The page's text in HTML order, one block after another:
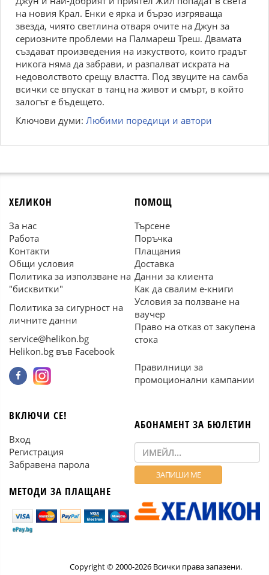
на новия Крал. Енки е ярка и бързо изгряваща
звезда, чиято светлина отваря очите на Джун за
сериозните проблеми на Палмареш Треш. Двамата
създават произведения на изкуството, които градът
никога няма да забрави, и разпалват искрата на
недоволството срещу властта. Под звуците на самба
всички се впускат в танц на живот и смърт, в който
залогът е бъдещето.
Ключови думи: Любими поредици и автори
ХЕЛИКОН
За нас
Работа
Контакти
Общи условия
Политика за използване на
"бисквитки"
Политика за сигурност на
личните данни
service@helikon.bg
Helikon.bg във Facebook
ПОМОЩ
Търсене
Поръчка
Плащания
Доставка
Данни за клиента
Как да свалим е-книги
Условия за ползване на
ваучер
Право на отказ от закупена
стока
Правилници за
промоционални кампании
ВКЛЮЧИ СЕ!
Вход
Регистрация
Забравена парола
МЕТОДИ ЗА ПЛАЩАНЕ
АБОНАМЕНТ ЗА БЮЛЕТИН
Copyright © 2000-2026 Всички права запазени.